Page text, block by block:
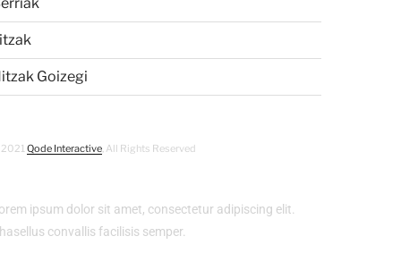
Goizegi
Qode Interactive , All Rights Reserved
ipsum dolor sit amet, consectetur adipiscing elit.
convallis facilisis semper.